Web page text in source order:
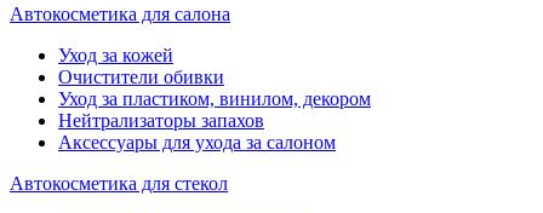
Автокосметика для салона
Уход за кожей
Очистители обивки
Уход за пластиком, винилом, декором
Нейтрализаторы запахов
Аксессуары для ухода за салоном
Автокосметика для стекол